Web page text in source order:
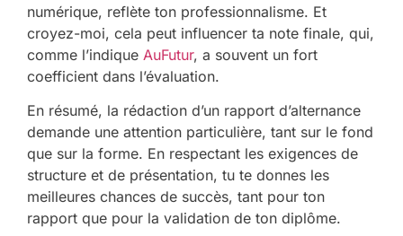
numérique, reflète ton professionnalisme. Et
croyez-moi, cela peut influencer ta note finale, qui,
comme l’indique AuFutur, a souvent un fort
coefficient dans l’évaluation.
En résumé, la rédaction d’un rapport d’alternance
demande une attention particulière, tant sur le fond
que sur la forme. En respectant les exigences de
structure et de présentation, tu te donnes les
meilleures chances de succès, tant pour ton
rapport que pour la validation de ton diplôme.